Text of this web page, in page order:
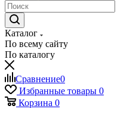
Каталог
По всему сайту
По каталогу
Сравнение0
Избранные товары 0
Корзина 0